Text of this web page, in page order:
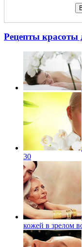
Рецепты красоты
30
кожей в зрелом